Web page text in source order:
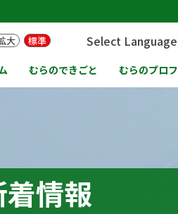
むらのできごと むらのプロ
大 標準 Select Language
着情報